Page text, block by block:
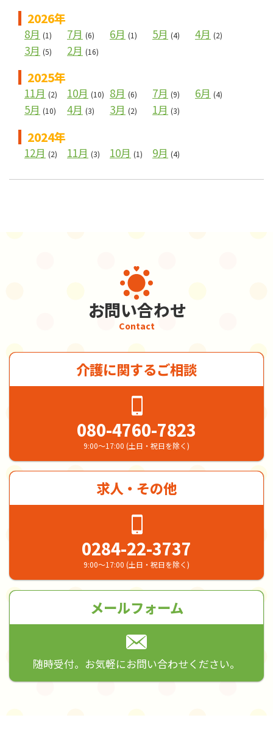
2026年
8月 (1) 7月 (6) 6月 (1) 5月 (4) 4月 (2)
3月 (5) 2月 (16)
2025年
11月 (2) 10月 (10) 8月 (6) 7月 (9) 6月 (4)
5月 (10) 4月 (3) 3月 (2) 1月 (3)
2024年
12月 (2) 11月 (3) 10月 (1) 9月 (4)
お問い合わせ
Contact
介護に関するご相談
080-4760-7823
9:00～17:00 (土日・祝日を除く)
求人・その他
0284-22-3737
9:00～17:00 (土日・祝日を除く)
メールフォーム
随時受付。お気軽にお問い合わせください。